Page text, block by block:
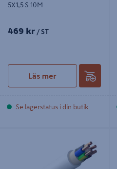
5X1,5 S 10M
469 kr / ST
Läs mer
Se lagerstatus i din butik